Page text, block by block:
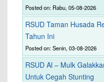
Posted on: Rabu, 05-08-2026
RSUD Taman Husada
Tahun Ini
Posted on: Senin, 03-08-2026
RSUD Al – Mulk
Untuk Cegah Stunting